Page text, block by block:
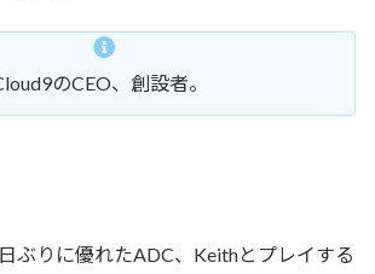
のCEO、創設者。
ぶりに優れたADC、Keithとプレイする